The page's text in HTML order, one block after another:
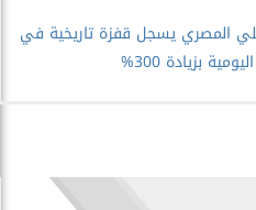
المصري يسجل قفزة تاريخية في
بزيادة 300%